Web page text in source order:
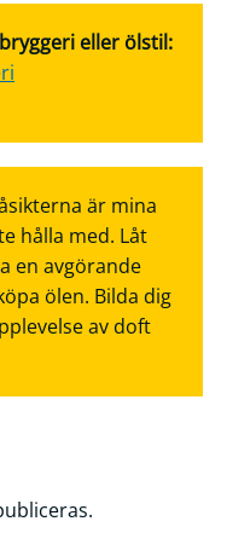
eller ölstil:
är mina
hålla med. Låt
en avgörande
ölen. Bilda dig
av doft